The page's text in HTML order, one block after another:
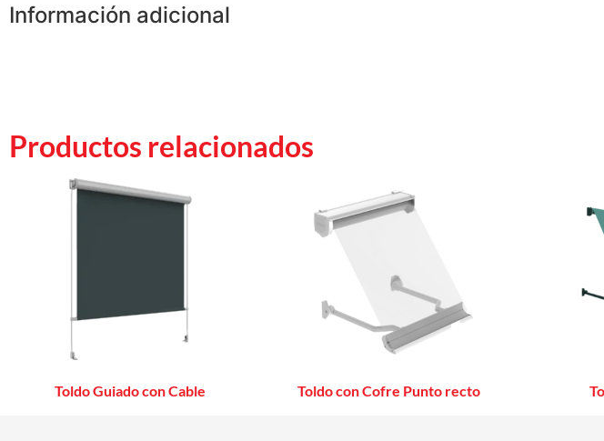
Información adicional
Productos relacionados
Toldo Guiado con Cable Toldo con Cofre Punto recto